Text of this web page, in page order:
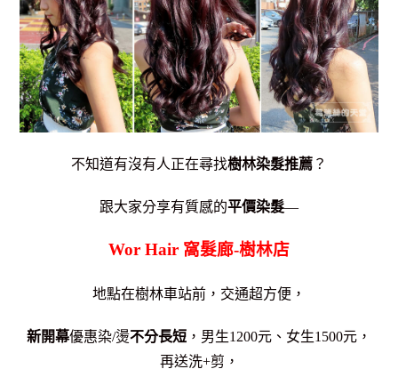
不知道有沒有人正在尋找樹林染髮推薦 ？
跟大家分享有質感的平價染髮—
Wor Hair 窩髮廊-樹林店
地點在樹林車站前，交通超方便，
新開幕優惠染/燙不分長短 ，男生1200元、女生1500元，
再送洗+剪，